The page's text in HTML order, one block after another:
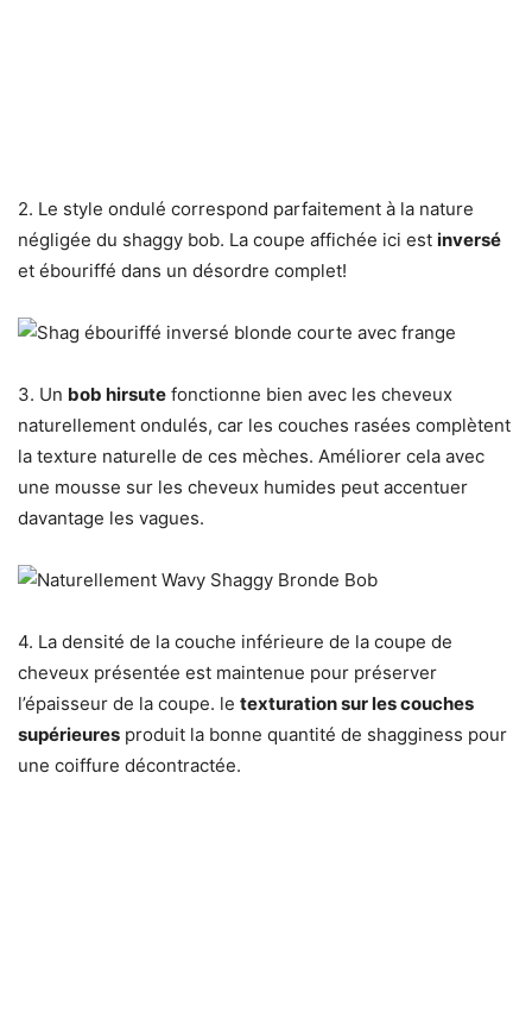
2. Le style ondulé correspond parfaitement à la nature
négligée du shaggy bob. La coupe affichée ici est inversé
et ébouriffé dans un désordre complet!
3. Un bob hirsute fonctionne bien avec les cheveux
naturellement ondulés, car les couches rasées complètent
la texture naturelle de ces mèches. Améliorer cela avec
une mousse sur les cheveux humides peut accentuer
davantage les vagues.
4. La densité de la couche inférieure de la coupe de
cheveux présentée est maintenue pour préserver
l’épaisseur de la coupe. le texturation sur les couches
supérieures produit la bonne quantité de shagginess pour
une coiffure décontractée.